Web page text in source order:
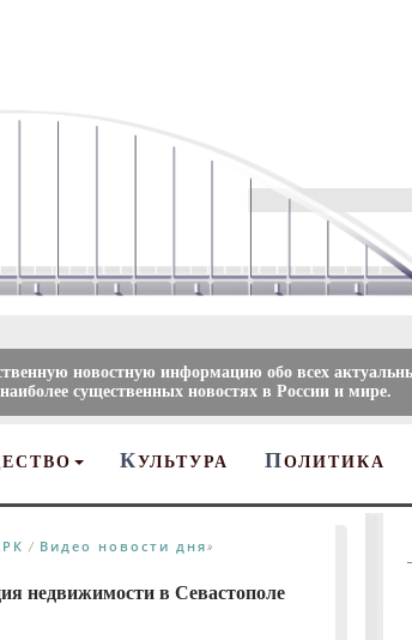
новостную информацию обо всех
существенных новостях в России и мире.
КУЛЬТУРА ПОЛИТИКА
/ Видео новости дня»
недвижимости в Севастополе